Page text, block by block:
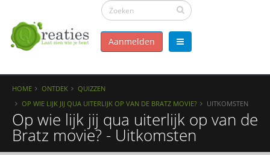
Aanmelden
HOME ONTDEK
QUIZZEN
OP WIE LIJK JIJ QUA UITERLIJK OP VAN DE BRATZ MOVIE?
UITKOMSTEN
Op wie lijk jij qua uiterlijk op van de
Bratz movie? - Uitkomsten